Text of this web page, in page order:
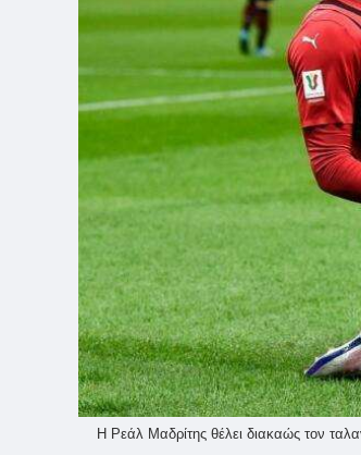
Η Ρεάλ Μαδρίτης θέλει διακαώς τον